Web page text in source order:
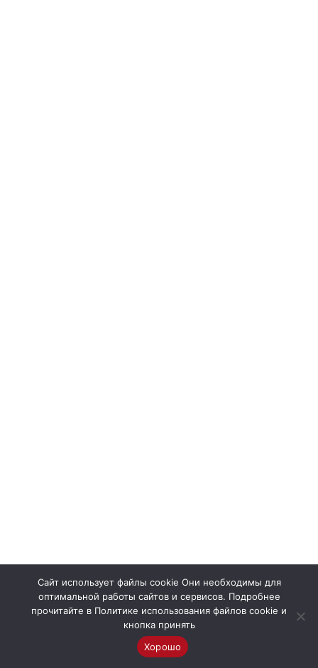
Сайт использует файлы cookie Они необходимы для
оптимальной работы сайтов и сервисов. Подробнее
прочитайте в Политике использования файлов cookie и
кнопка принять
Хорошо